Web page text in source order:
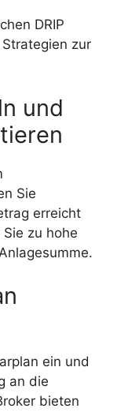
DRIP
zur
und
Sie
erreicht
zu hohe
ein und
an die
bieten